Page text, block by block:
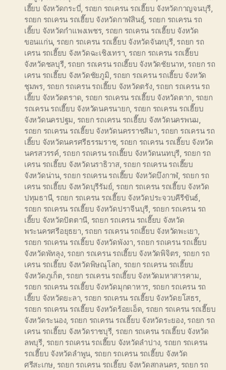
เฮี๊ยบ จังหวัดกระบี่ รถยก รถเครน รถเฮี๊ยบ จังหวัดกาญจนบุรี
รถยก รถเครน รถเฮี๊ยบ จังหวัดกาฬสินธุ์, รถยก รถเครน รถ
เฮี๊ยบ จังหวัดกำแพงเพชร, รถยก รถเครน รถเฮี๊ยบ จังหวัด
ขอนแก่น, รถยก รถเครน รถเฮี๊ยบ จังหวัดจันทบุรี, รถยก รถ
เครน รถเฮี๊ยบ จังหวัดฉะเชิงเทรา รถยก รถเครน รถเฮี๊ยบ
จังหวัดชลบุรี, รถยก รถเครน รถเฮี๊ยบ จังหวัดชัยนาท รถยก รถ
เครน รถเฮี๊ยบ จังหวัดชัยภูมิ รถยก รถเครน รถเฮี๊ยบ จังหวัด
ชุมพร รถยก รถเครน รถเฮี๊ยบ จังหวัดตรัง, รถยก รถเครน รถ
เฮี๊ยบ จังหวัดตราด รถยก รถเครน รถเฮี๊ยบ จังหวัดตาก รถยก
รถเครน รถเฮี๊ยบ จังหวัดนครนายก รถยก รถเครน รถเฮี๊ยบ
จังหวัดนครปฐม รถยก รถเครน รถเฮี๊ยบ จังหวัดนครพนม
รถยก รถเครน รถเฮี๊ยบ จังหวัดนครราชสีมา รถยก รถเครน รถ
เฮี๊ยบ จังหวัดนครศรีธรรมราช, รถยก รถเครน รถเฮี๊ยบ จังหวัด
นครสวรรค์, รถยก รถเครน รถเฮี๊ยบ จังหวัดนนทบุรี รถยก รถ
เครน รถเฮี๊ยบ จังหวัดนราธิวาส, รถยก รถเครน รถเฮี๊ยบ
จังหวัดน่าน, รถยก รถเครน รถเฮี๊ยบ จังหวัดบึงกาฬ, รถยก รถ
เครน รถเฮี๊ยบ จังหวัดบุรีรัมย์, รถยก รถเครน รถเฮี๊ยบ จังหวัด
ปทุมธานี, รถยก รถเครน รถเฮี๊ยบ จังหวัดประจวบคีรีขันธ์
รถยก รถเครน รถเฮี๊ยบ จังหวัดปราจีนบุรี รถยก รถเครน รถ
เฮี๊ยบ จังหวัดปัตตานี รถยก รถเครน รถเฮี๊ยบ จังหวัด
พระนครศรีอยุธยา รถยก รถเครน รถเฮี๊ยบ จังหวัดพะเยา
รถยก รถเครน รถเฮี๊ยบ จังหวัดพังงา รถยก รถเครน รถเฮี๊ยบ
จังหวัดพัทลุง, รถยก รถเครน รถเฮี๊ยบ จังหวัดพิจิตร รถยก รถ
เครน รถเฮี๊ยบ จังหวัดพิษณุโลก รถยก รถเครน รถเฮี๊ยบ
จังหวัดภูเก็ต รถยก รถเครน รถเฮี๊ยบ จังหวัดมหาสารคาม
รถยก รถเครน รถเฮี๊ยบ จังหวัดมุกดาหาร รถยก รถเครน รถ
เฮี๊ยบ จังหวัดยะลา รถยก รถเครน รถเฮี๊ยบ จังหวัดยโสธร,
รถยก รถเครน รถเฮี๊ยบ จังหวัดร้อยเอ็ด รถยก รถเครน รถเฮี๊ยบ
จังหวัดระนอง, รถยก รถเครน รถเฮี๊ยบ จังหวัดระยอง, รถยก รถ
เครน รถเฮี๊ยบ จังหวัดราชบุรี, รถยก รถเครน รถเฮี๊ยบ จังหวัด
ลพบุรี รถยก รถเครน รถเฮี๊ยบ จังหวัดลำปาง, รถยก รถเครน
รถเฮี๊ยบ จังหวัดลำพูน รถยก รถเครน รถเฮี๊ยบ จังหวัด
ศรีสะเกษ รถยก รถเครน รถเฮี๊ยบ จังหวัดสกลนคร รถยก รถ